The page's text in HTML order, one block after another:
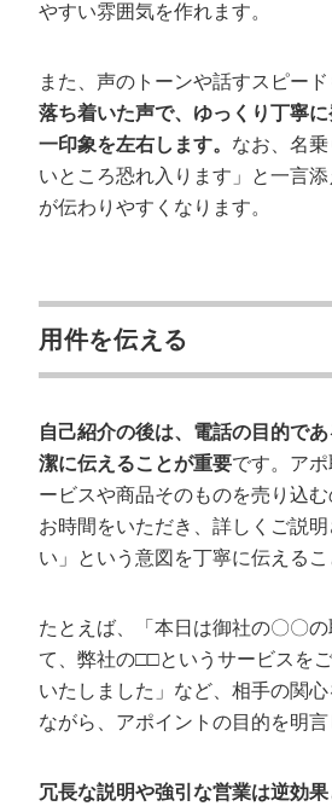
やすい雰囲気を作れます。
また、声のトーンや話すスピード
落ち着いた声で、ゆっくり丁寧
一印象を左右します。 なお、名
いところ恐れ入ります」と一言
が伝わりやすくなります。
用件を伝える
自己紹介の後は、電話の目的で
潔に伝えることが重要です。ア
ービスや商品そのものを売り込
お時間をいただき、詳しくご説
い」という意図を丁寧に伝えるこ
たとえば、「本日は御社の〇〇
て、弊社の□□というサービスを
いたしました」など、相手の関
ながら、アポイントの目的を明言
冗長な説明や強引な営業は逆効